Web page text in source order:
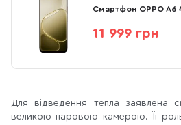
Смартфон OPPO A6
11 999 грн
Для відведення тепла заявлена
великою паровою камерою. Її